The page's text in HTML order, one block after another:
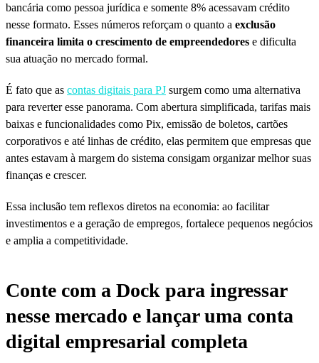
bancária como pessoa jurídica e somente 8% acessavam crédito
nesse formato. Esses números reforçam o quanto a exclusão
financeira limita o crescimento de empreendedores e dificulta
sua atuação no mercado formal.
É fato que as contas digitais para PJ surgem como uma alternativa
para reverter esse panorama. Com abertura simplificada, tarifas mais
baixas e funcionalidades como Pix, emissão de boletos, cartões
corporativos e até linhas de crédito, elas permitem que empresas que
antes estavam à margem do sistema consigam organizar melhor suas
finanças e crescer.
Essa inclusão tem reflexos diretos na economia: ao facilitar
investimentos e a geração de empregos, fortalece pequenos negócios
e amplia a competitividade.
Conte com a Dock para ingressar
nesse mercado e lançar uma conta
digital empresarial completa